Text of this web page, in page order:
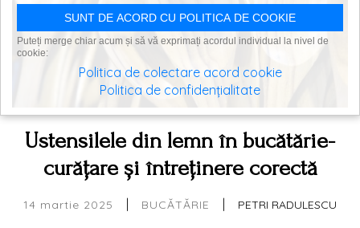
Ustensilele din lemn în bucătărie-
curățare și întreținere corectă
14 martie 2025 BUCĂTĂRIE PETRI RADULESCU
SUNT DE ACORD CU POLITICA DE COOKIE
Puteți merge chiar acum și să vă exprimați acordul individual la nivel de
cookie:
Politica de colectare acord cookie
Politica de confidențialitate